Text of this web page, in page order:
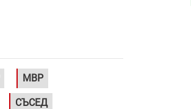
МВР
СЪСЕД